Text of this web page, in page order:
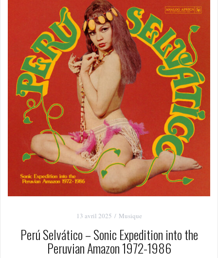
13 avril 2025 Musique
Perú Selvático – Sonic Expedition into the
Peruvian Amazon 1972-1986